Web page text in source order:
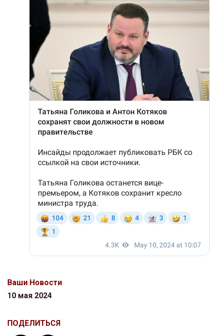
Ваши Новости
10 мая 2024
ПОДЕЛИТЬСЯ